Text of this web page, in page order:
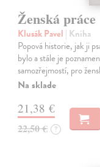
Ženská práce
Klusák Pavel | Kniha
Popová historie, jak ji
bylo a stále je
samozřejmostí, pro
Na sklade
21,38 €
22,50 € ?